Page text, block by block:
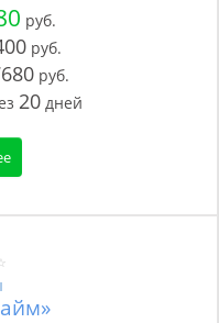
руб.
руб.
руб.
20 дней